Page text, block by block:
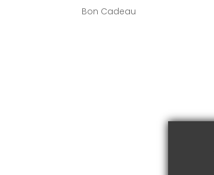
Bon Cadeau